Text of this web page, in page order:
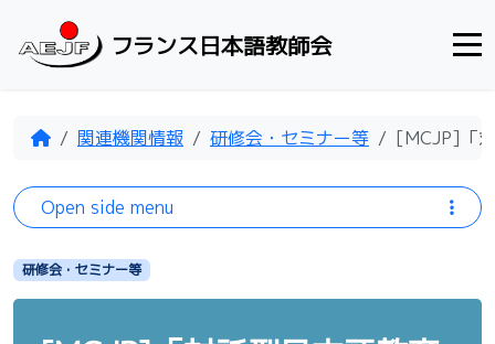
フランス日本語教師会
Home関連機関情報 研修会・セミナー等 [MCJP]「
研修会・セミナー等
Open side menu